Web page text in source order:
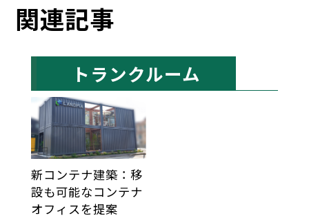
関連記事
トランクルーム
新コンテナ建築：移
設も可能なコンテナ
オフィスを提案